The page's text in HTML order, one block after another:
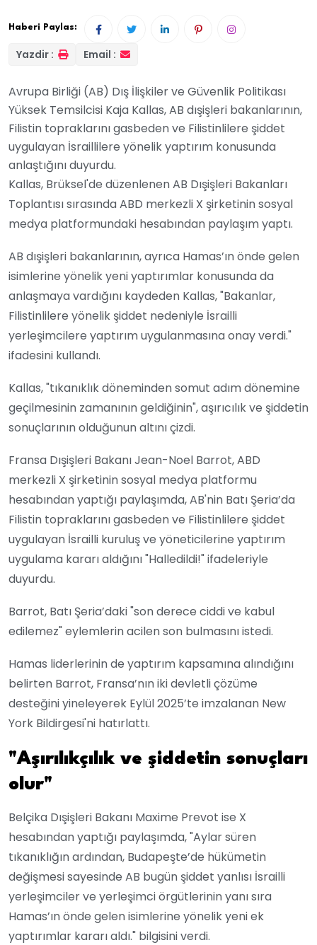
Haberi Paylas:
Yazdir : Email :
Avrupa Birliği (AB) Dış İlişkiler ve Güvenlik Politikası
Yüksek Temsilcisi Kaja Kallas, AB dışişleri bakanlarının,
Filistin topraklarını gasbeden ve Filistinlilere şiddet
uygulayan İsraillilere yönelik yaptırım konusunda
anlaştığını duyurdu.
Kallas, Brüksel'de düzenlenen AB Dışişleri Bakanları
Toplantısı sırasında ABD merkezli X şirketinin sosyal
medya platformundaki hesabından paylaşım yaptı.
AB dışişleri bakanlarının, ayrıca Hamas’ın önde gelen
isimlerine yönelik yeni yaptırımlar konusunda da
anlaşmaya vardığını kaydeden Kallas, "Bakanlar,
Filistinlilere yönelik şiddet nedeniyle İsrailli
yerleşimcilere yaptırım uygulanmasına onay verdi."
ifadesini kullandı.
Kallas, "tıkanıklık döneminden somut adım dönemine
geçilmesinin zamanının geldiğinin", aşırıcılık ve şiddetin
sonuçlarının olduğunun altını çizdi.
Fransa Dışişleri Bakanı Jean-Noel Barrot, ABD
merkezli X şirketinin sosyal medya platformu
hesabından yaptığı paylaşımda, AB'nin Batı Şeria’da
Filistin topraklarını gasbeden ve Filistinlilere şiddet
uygulayan İsrailli kuruluş ve yöneticilerine yaptırım
uygulama kararı aldığını "Halledildi!" ifadeleriyle
duyurdu.
Barrot, Batı Şeria’daki "son derece ciddi ve kabul
edilemez" eylemlerin acilen son bulmasını istedi.
Hamas liderlerinin de yaptırım kapsamına alındığını
belirten Barrot, Fransa’nın iki devletli çözüme
desteğini yineleyerek Eylül 2025’te imzalanan New
York Bildirgesi'ni hatırlattı.
"Aşırılıkçılık ve şiddetin sonuçları
olur"
Belçika Dışişleri Bakanı Maxime Prevot ise X
hesabından yaptığı paylaşımda, "Aylar süren
tıkanıklığın ardından, Budapeşte’de hükümetin
değişmesi sayesinde AB bugün şiddet yanlısı İsrailli
yerleşimciler ve yerleşimci örgütlerinin yanı sıra
Hamas’ın önde gelen isimlerine yönelik yeni ek
yaptırımlar kararı aldı." bilgisini verdi.